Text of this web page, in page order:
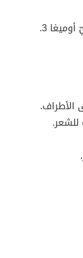
3.
الأطراف.